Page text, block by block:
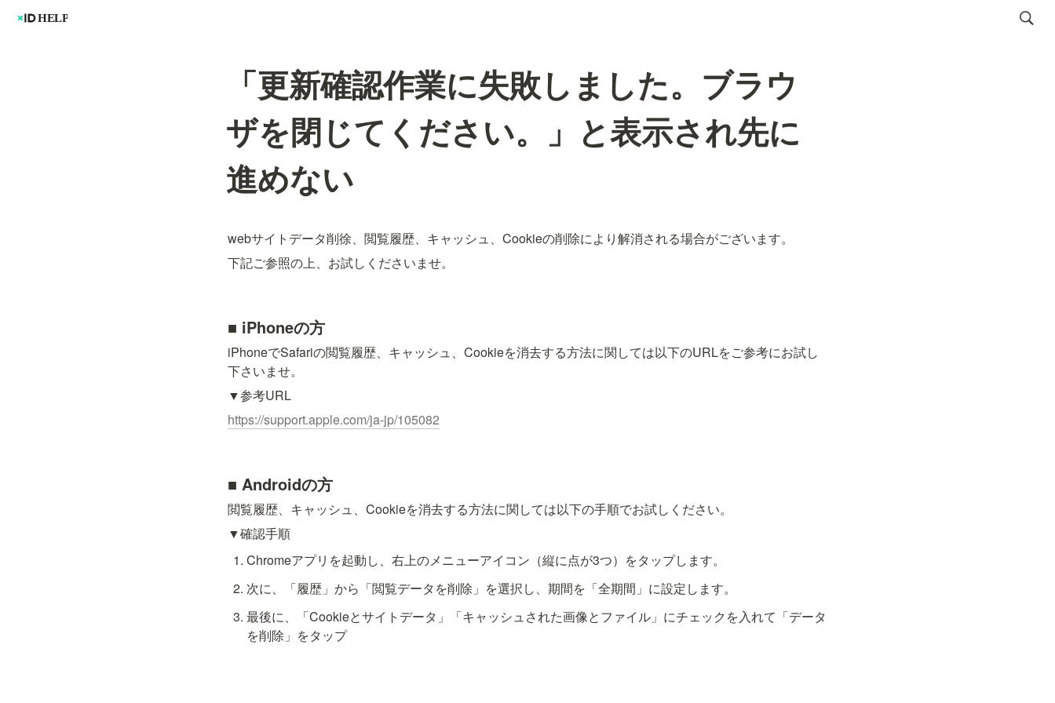
「更新確認作業に失敗しました。ブラウ
ザを閉じてください。」と表示され先に
進めない
webサイトデータ削徐、閲覧履歴、キャッシュ、Cookieの削除により解消される場合がございます。
下記ご参照の上、お試しくださいませ。
■ iPhoneの方
iPhoneでSafariの閲覧履歴、キャッシュ、Cookieを消去する方法に関しては以下のURLをご参考にお試し
下さいませ。
▼参考URL
https://support.apple.com/ja-jp/105082
■ Androidの方
閲覧履歴、キャッシュ、Cookieを消去する方法に関しては以下の手順でお試しください。
▼確認手順
Chromeアプリを起動し、右上のメニューアイコン（縦に点が3つ）をタップします。
次に、「履歴」から「閲覧データを削除」を選択し、期間を「全期間」に設定します。
最後に、「Cookieとサイトデータ」「キャッシュされた画像とファイル」にチェックを入れて「データ
を削除」をタップ